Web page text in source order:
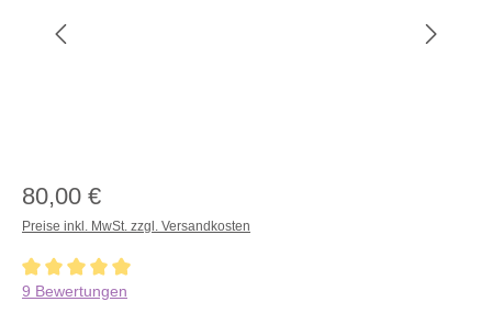
80,00 €
Preise inkl. MwSt. zzgl. Versandkosten
Durchschnittliche Bewertung von 5 von 5 Sternen
9 Bewertungen